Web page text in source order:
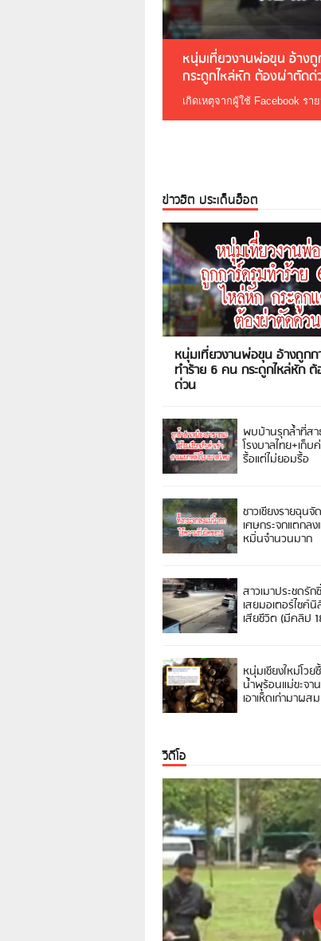
หนุ่มเที่ยวงานพ่อขุน อ้าง
กระดูกไหล่หัก ต้องผ่าตัดด่
เกิดเหตุจากผู้ใช้ Facebook ร
ข่าวฮิต ประเด็นฮ็อต
หนุ่มเที่ยวงานพ่อขุน อ้างถูกก
ทำร้าย 6 คน กระดูกไหล่หัก
ด่วน
พบบ้านรุกล้ำที่ส
โรงบาลไทย+เก็บ
รื้อแต่ไม่ยอมรื้อ
ชาวเชียงรายฉุน
เศษกระจกแตกล
หมิ่นจำนวนมาก
สาวเมาประชดรั
เสยมอเตอร์ไซ
เสียชีวิต (มีคลิป
หนุ่มเชียงใหม่โว
น้ำพุร้อนแม่ขะจา
เอาเห็ดเก่ามาผสม
วิดีโอ